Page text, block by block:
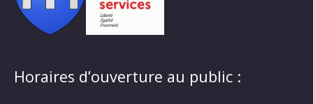
Horaires d’ouverture au public :